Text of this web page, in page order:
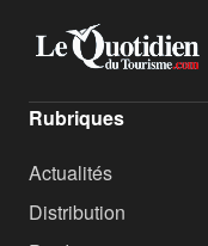
Rubriques
Actualités
Distribution